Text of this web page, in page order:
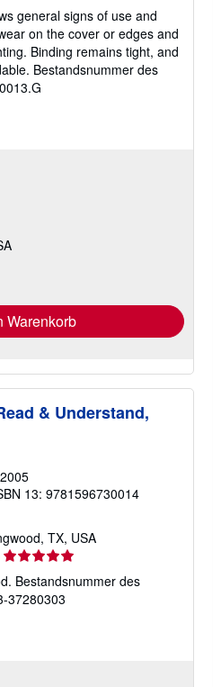
von
5
Sternen
general signs of use and
on the cover or edges and
Binding remains tight, and
Bestandsnummer des
Warenkorb
& Understand,
13: 9781596730014
TX, USA
Verkäuferbewertung
5
von
5
Bestandsnummer des
37280303